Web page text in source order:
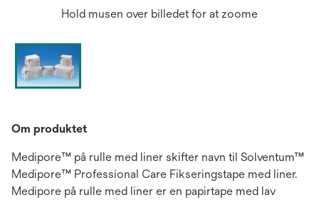
Hold musen over billedet for at zoome
Om produktet
Medipore™ på rulle med liner skifter navn til Solventum™
Medipore™ Professional Care Fikseringstape med liner.
Medipore på rulle med liner er en papirtape med lav